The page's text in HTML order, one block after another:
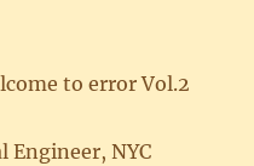
to error Vol.2
Engineer, NYC